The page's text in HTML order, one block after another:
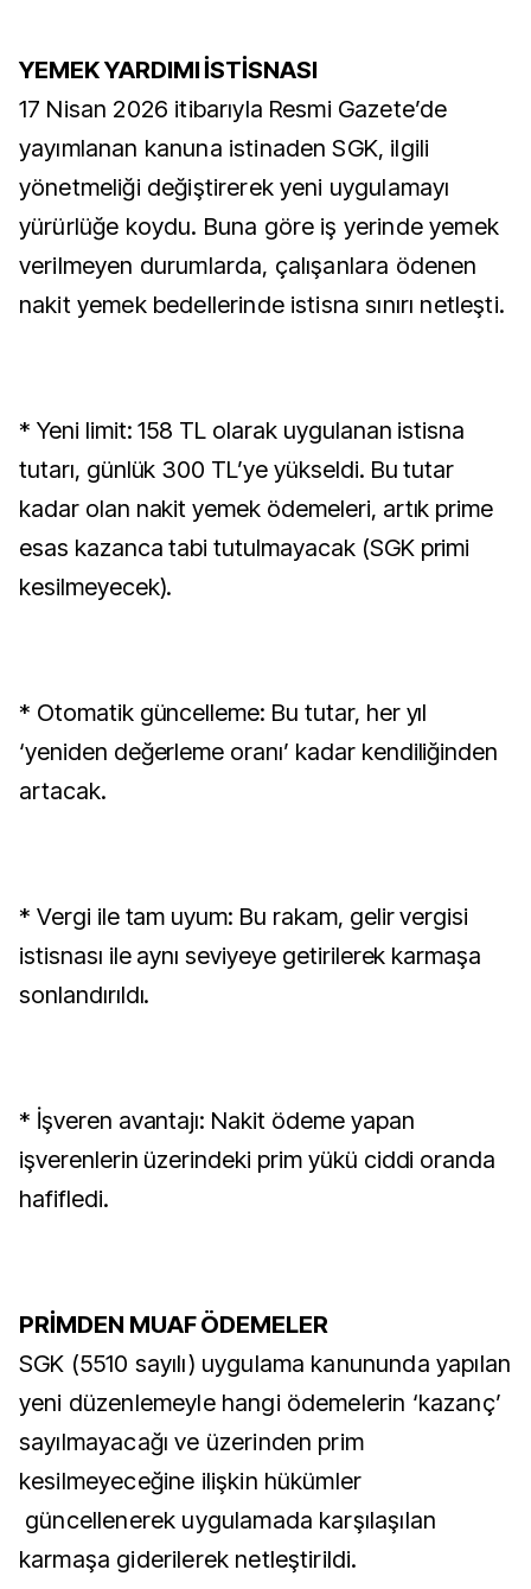
YEMEK YARDIMI İSTİSNASI
17 Nisan 2026 itibarıyla Resmi Gazete’de
yayımlanan kanuna istinaden SGK, ilgili
yönetmeliği değiştirerek yeni uygulamayı
yürürlüğe koydu. Buna göre iş yerinde yemek
verilmeyen durumlarda, çalışanlara ödenen
nakit yemek bedellerinde istisna sınırı netleşti.
* Yeni limit: 158 TL olarak uygulanan istisna
tutarı, günlük 300 TL’ye yükseldi. Bu tutar
kadar olan nakit yemek ödemeleri, artık prime
esas kazanca tabi tutulmayacak (SGK primi
kesilmeyecek).
* Otomatik güncelleme: Bu tutar, her yıl
‘yeniden değerleme oranı’ kadar kendiliğinden
artacak.
* Vergi ile tam uyum: Bu rakam, gelir vergisi
istisnası ile aynı seviyeye getirilerek karmaşa
sonlandırıldı.
* İşveren avantajı: Nakit ödeme yapan
işverenlerin üzerindeki prim yükü ciddi oranda
hafifledi.
PRİMDEN MUAF ÖDEMELER
SGK (5510 sayılı) uygulama kanununda yapılan
yeni düzenlemeyle hangi ödemelerin ‘kazanç’
sayılmayacağı ve üzerinden prim
kesilmeyeceğine ilişkin hükümler
güncellenerek uygulamada karşılaşılan
karmaşa giderilerek netleştirildi.